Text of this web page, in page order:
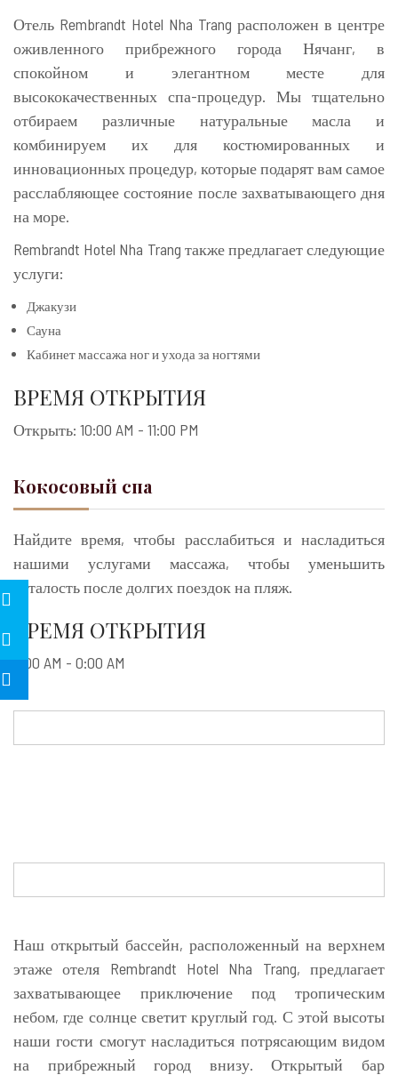
Отель Rembrandt Hotel Nha Trang расположен в центре
оживленного прибрежного города Нячанг, в
спокойном и элегантном месте для
высококачественных спа-процедур. Мы тщательно
отбираем различные натуральные масла и
комбинируем их для костюмированных и
инновационных процедур, которые подарят вам самое
расслабляющее состояние после захватывающего дня
на море.
Rembrandt Hotel Nha Trang также предлагает следующие
услуги:
Джакузи
Сауна
Кабинет массажа ног и ухода за ногтями
ВРЕМЯ ОТКРЫТИЯ
Открыть: 10:00 AM - 11:00 PM
Кокосовый спа
Найдите время, чтобы расслабиться и насладиться
нашими услугами массажа, чтобы уменьшить
усталость после долгих поездок на пляж.
ВРЕМЯ ОТКРЫТИЯ
8:00 AM - 0:00 AM
Наш открытый бассейн, расположенный на верхнем
этаже отеля Rembrandt Hotel Nha Trang, предлагает
захватывающее приключение под тропическим
небом, где солнце светит круглый год. С этой высоты
наши гости смогут насладиться потрясающим видом
на прибрежный город внизу. Открытый бар